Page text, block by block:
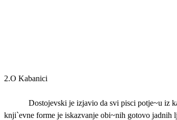
2.O Kabanici
Dostojevski je izjavio da svi pisci potje~u iz
knji`evne forme je iskazvanje obi~nih gotovo jadnih